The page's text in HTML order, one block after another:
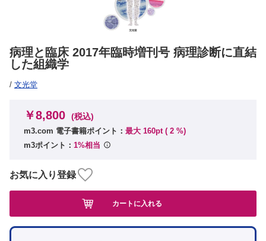
病理と臨床 2017年臨時増刊号 病理診断に直結
した組織学
/ 文光堂
￥8,800 (税込)
m3.com 電子書籍ポイント： 最大 160pt ( 2 %)
m3ポイント： 1%相当
お気に入り登録
カートに入れる